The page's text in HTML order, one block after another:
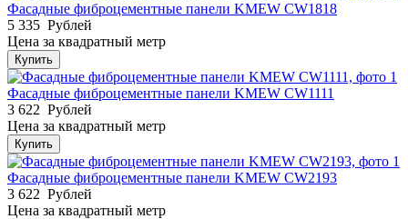
Фасадные фиброцементные панели KMEW CW1818
5 335 Рублей
Цена за квадратный метр
Купить
Фасадные фиброцементные панели KMEW CW1111
3 622 Рублей
Цена за квадратный метр
Купить
Фасадные фиброцементные панели KMEW CW2193
3 622 Рублей
Цена за квадратный метр